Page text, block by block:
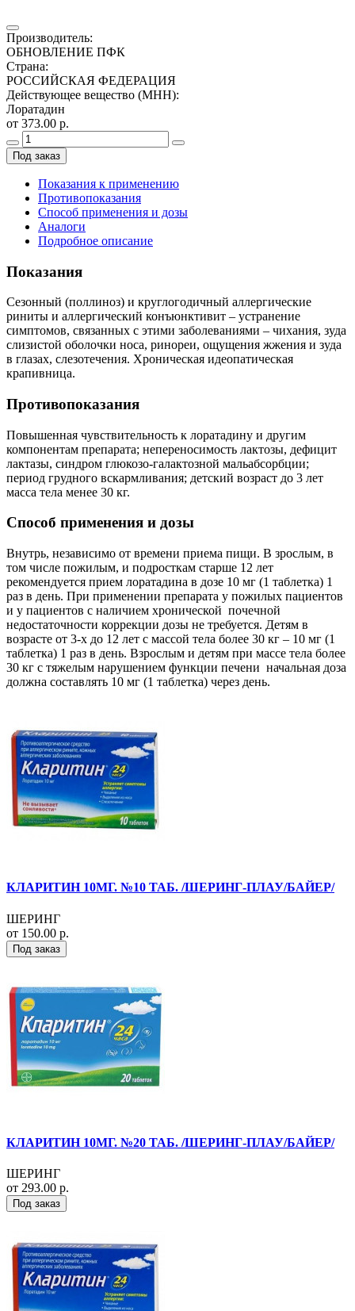
Производитель:
ОБНОВЛЕНИЕ ПФК
Страна:
РОССИЙСКАЯ ФЕДЕРАЦИЯ
Действующее вещество (МНН):
Лоратадин
от 373.00 р.
Под заказ
Показания к применению
Противопоказания
Способ применения и дозы
Аналоги
Подробное описание
Показания
Сезонный (поллиноз) и круглогодичный аллергические
риниты и аллергический конъюнктивит – устранение
симптомов, связанных с этими заболеваниями – чихания, зуда
слизистой оболочки носа, ринореи, ощущения жжения и зуда
в глазах, слезотечения. Хроническая идеопатическая
крапивница.
Противопоказания
Повышенная чувствительность к лоратадину и другим
компонентам препарата; непереносимость лактозы, дефицит
лактазы, синдром глюкозо-галактозной мальабсорбции;
период грудного вскармливания; детский возраст до 3 лет
масса тела менее 30 кг.
Способ применения и дозы
Внутрь, независимо от времени приема пищи. В зрослым, в
том числе пожилым, и подросткам старше 12 лет
рекомендуется прием лоратадина в дозе 10 мг (1 таблетка) 1
раз в день. При применении препарата у пожилых пациентов
и у пациентов с наличием хронической почечной
недостаточности коррекции дозы не требуется. Детям в
возрасте от 3-х до 12 лет с массой тела более 30 кг – 10 мг (1
таблетка) 1 раз в день. Взрослым и детям при массе тела более
30 кг с тяжелым нарушением функции печени начальная доза
должна составлять 10 мг (1 таблетка) через день.
КЛАРИТИН 10МГ. №10 ТАБ. /ШЕРИНГ-ПЛАУ/БАЙЕР/
ШЕРИНГ
от 150.00 р.
Под заказ
КЛАРИТИН 10МГ. №20 ТАБ. /ШЕРИНГ-ПЛАУ/БАЙЕР/
ШЕРИНГ
от 293.00 р.
Под заказ